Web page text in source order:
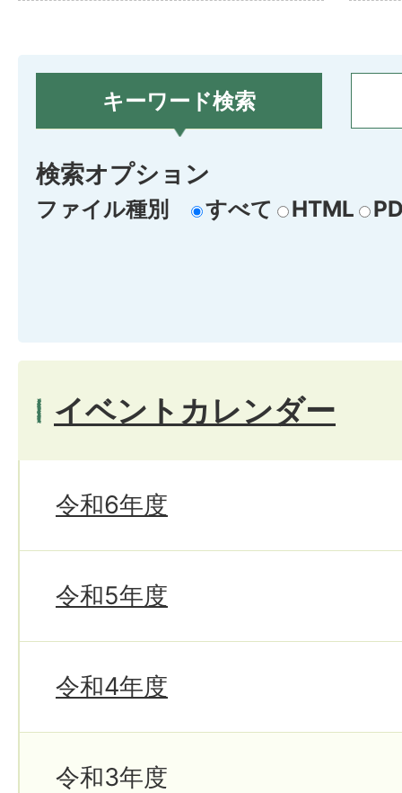
キーワード検索
検索オプション
ファイル種別 すべて HTML
イベントカレンダー
令和6年度
令和5年度
令和4年度
令和3年度